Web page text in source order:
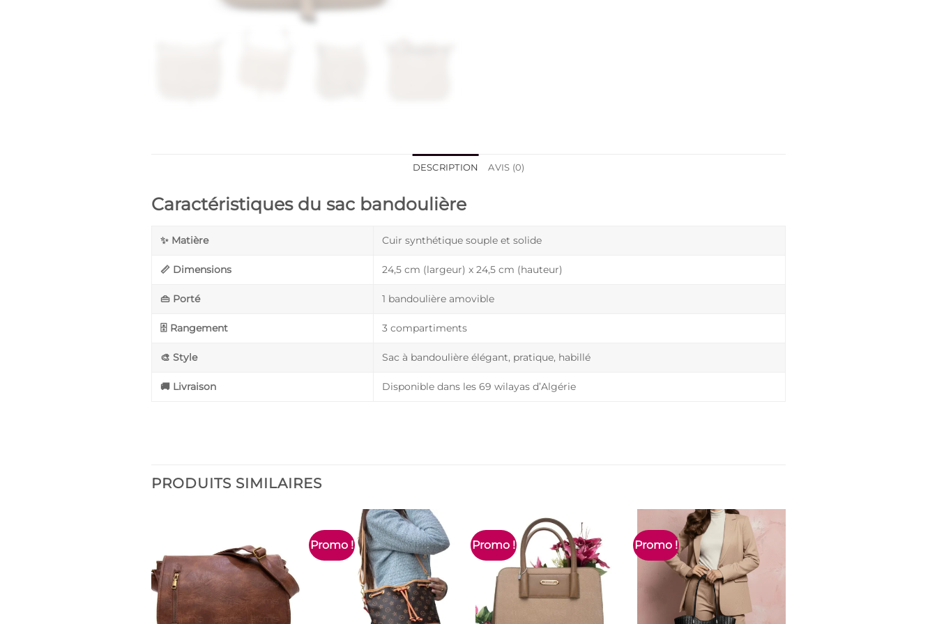
DESCRIPTION AVIS (0)
Caractéristiques du sac bandoulière
✨ Matière Cuir synthétique souple et solide
📏 Dimensions 24,5 cm (largeur) x 24,5 cm (hauteur)
👜 Porté 1 bandoulière amovible
🗄️ Rangement 3 compartiments
🎨 Style Sac à bandoulière élégant, pratique, habillé
🚚 Livraison Disponible dans les 69 wilayas d’Algérie
PRODUITS SIMILAIRES
Promo ! Promo ! Promo !